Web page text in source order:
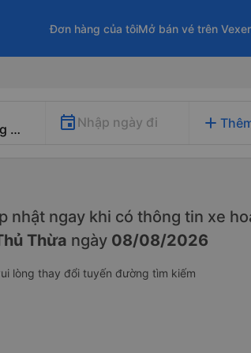
Đơn hàng của tôiMở bán vé trên
Nhập ngày đi add
nhật ngay khi có thông tin xe
Thừa ngày 08/08/2026
lòng thay đổi tuyến đường tìm kiếm